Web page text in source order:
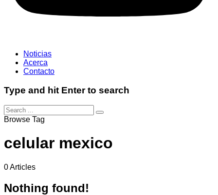
Noticias
Acerca
Contacto
Type and hit Enter to search
Browse Tag
celular mexico
0 Articles
Nothing found!